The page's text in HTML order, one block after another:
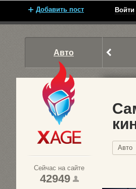
Добавить пост Войти
Авто
Сейчас на сайте
42949
Авто